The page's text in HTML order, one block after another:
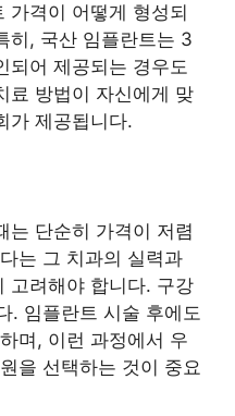
가격이 어떻게 형성되
히, 국산 임플란트는 3
되어 제공되는 경우도
료 방법이 자신에게 맞
가 제공됩니다.
는 단순히 가격이 저렴
는 그 치과의 실력과
고려해야 합니다. 구강
. 임플란트 시술 후에도
며, 이런 과정에서 우
을 선택하는 것이 중요